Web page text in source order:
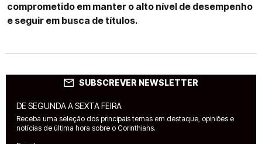
comprometido em manter o alto nível de desempenho
e seguir em busca de títulos.
SUBSCREVER NEWSLETTER
DE SEGUNDA A SEXTA FEIRA
Receba uma seleção dos principais temas em destaque, opiniões e
notícias de última hora sobre o Corinthians.